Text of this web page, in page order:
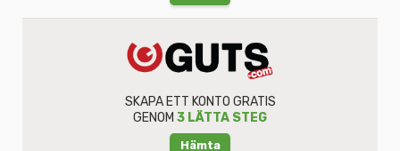
SKAPA ETT KONTO GRATIS
GENOM 3 LÄTTA STEG
Hämta